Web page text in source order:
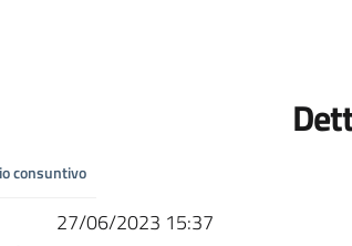
consuntivo
27/06/2023 15:37